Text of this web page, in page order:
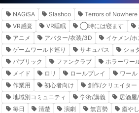
NAGiSA Slashco Terrors of Nowhere
VR感覚
VR睡眠 ◯時には寝ます
アニメ
アバター/衣装/3D イケメン/ホ
ゲームワールド巡り
サキュバス ショ
パブリック
ファンクラブ ホラーワー
メイド
ロリ ロールプレイ ワール
作業用
初心者向け 創作/クリエイター
地域別コミュニティ
学術/講義 居酒屋
毎日
清楚 演劇 無言勢 癒やし